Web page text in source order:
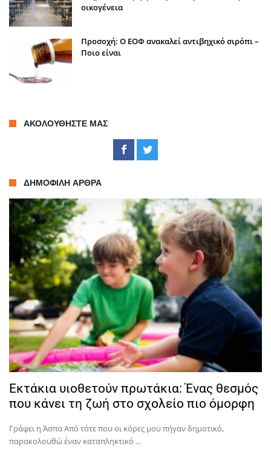
οικογένεια
Προσοχή: Ο ΕΟΦ ανακαλεί αντιβηχικό σιρόπι –
Ποιο είναι
ΑΚΟΛΟΥΘΉΣΤΕ ΜΑΣ
ΔΗΜΟΦΙΛΉ ΆΡΘΡΑ
Εκτάκια υιοθετούν πρωτάκια: Ένας θεσμός
που κάνει τη ζωή στο σχολείο πιο όμορφη
Γράφει η Άσπα Από τότε που οι κόρες μου πήγαν δημοτικό,
παρακολουθώ έναν καταπληκτικό …